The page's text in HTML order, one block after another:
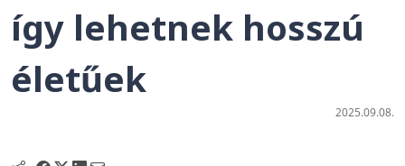
így lehetnek hosszú
életűek
2025.09.08.